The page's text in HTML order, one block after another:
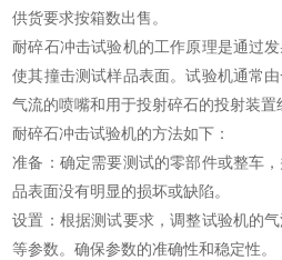
供货要求按箱数出售。
耐碎石冲击试验机的工作原理是通过
使其撞击测试样品表面。试验机通常
气流的喷嘴和用于投射碎石的投射装置
耐碎石冲击试验机的方法如下：
准备：确定需要测试的零部件或整车
品表面没有明显的损坏或缺陷。
设置：根据测试要求，调整试验机的
等参数。确保参数的准确性和稳定性。